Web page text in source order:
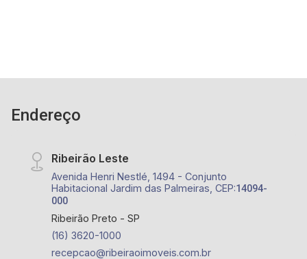
Endereço
Ribeirão Leste
Avenida Henri Nestlé, 1494 - Conjunto
Habitacional Jardim das Palmeiras, CEP:14094-
000
Ribeirão Preto - SP
(16) 3620-1000
recepcao@ribeiraoimoveis.com.br